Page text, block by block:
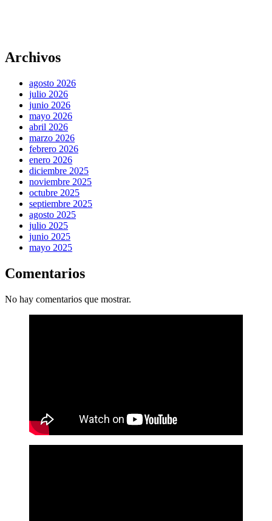
Archivos
agosto 2026
julio 2026
junio 2026
mayo 2026
abril 2026
marzo 2026
febrero 2026
enero 2026
diciembre 2025
noviembre 2025
octubre 2025
septiembre 2025
agosto 2025
julio 2025
junio 2025
mayo 2025
Comentarios
No hay comentarios que mostrar.